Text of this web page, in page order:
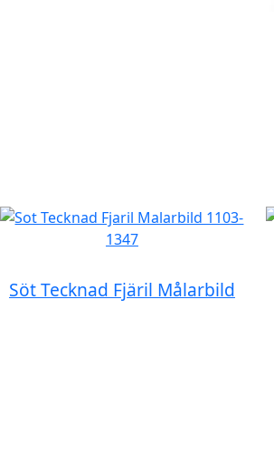
Söt Tecknad Fjäril Målarbild